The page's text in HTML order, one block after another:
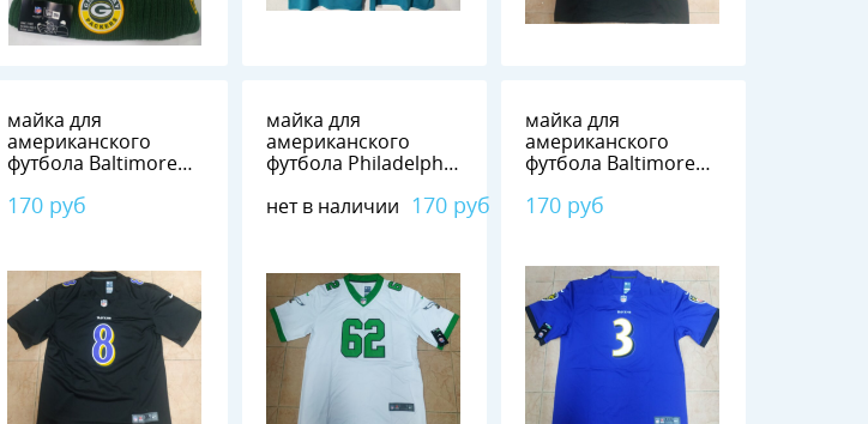
майка для
американского
футбола Baltimore
170 руб
майка для
американского
футбола Philadelphia
нет в наличии 170 руб
майка для
американского
футбола Baltimore
BECKHAM JR.
170 руб